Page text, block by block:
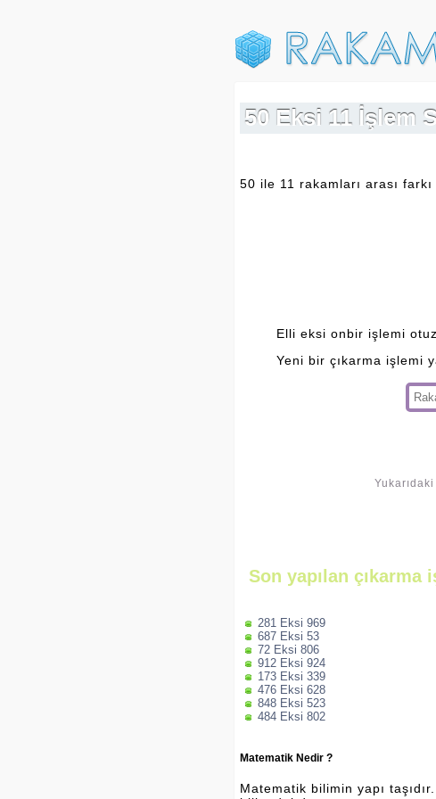
50 Eksi 11 İşlem
50 ile 11 rakamları arası
Elli eksi onbir işlemi
Yeni bir çıkarma işlemi
Son yapılan çıkarma
281 Eksi 969
687 Eksi 53
72 Eksi 806
912 Eksi 924
173 Eksi 339
476 Eksi 628
848 Eksi 523
484 Eksi 802
Matematik Nedir ?
Matematik bilimin yapı